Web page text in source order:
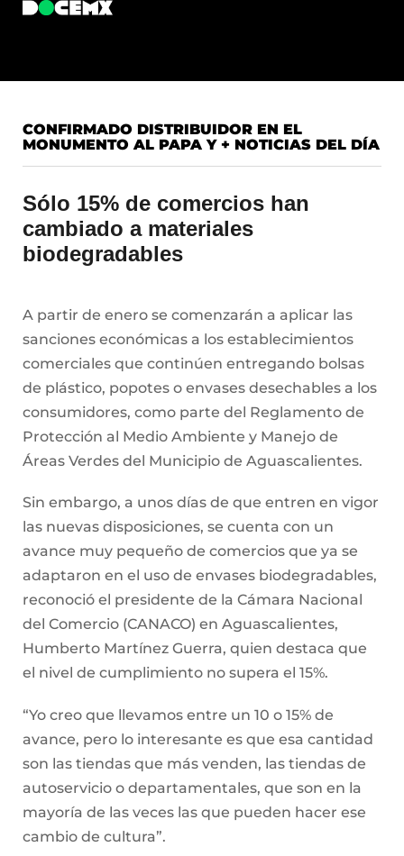
CONFIRMADO DISTRIBUIDOR EN EL
MONUMENTO AL PAPA Y + NOTICIAS DEL DÍA
Sólo 15% de comercios han
cambiado a materiales
biodegradables
A partir de enero se comenzarán a aplicar las
sanciones económicas a los establecimientos
comerciales que continúen entregando bolsas
de plástico, popotes o envases desechables a los
consumidores, como parte del Reglamento de
Protección al Medio Ambiente y Manejo de
Áreas Verdes del Municipio de Aguascalientes.
Sin embargo, a unos días de que entren en vigor
las nuevas disposiciones, se cuenta con un
avance muy pequeño de comercios que ya se
adaptaron en el uso de envases biodegradables,
reconoció el presidente de la Cámara Nacional
del Comercio (CANACO) en Aguascalientes,
Humberto Martínez Guerra, quien destaca que
el nivel de cumplimiento no supera el 15%.
“Yo creo que llevamos entre un 10 o 15% de
avance, pero lo interesante es que esa cantidad
son las tiendas que más venden, las tiendas de
autoservicio o departamentales, que son en la
mayoría de las veces las que pueden hacer ese
cambio de cultura”.